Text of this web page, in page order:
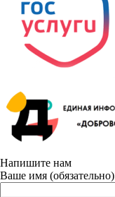
Напишите нам
Ваше имя (обязательно)